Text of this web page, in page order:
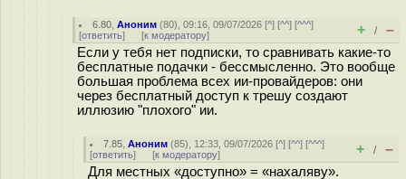
6.80 ,Аноним (80), 09:16, 09/07/2026 [^] [^^] [^^^]
[ответить] [к модератору] + / –
Если у тебя нет подписки, то сравнивать какие-то
бесплатные подачки - бессмысленно. Это вообще
большая проблема всех ии-провайдеров: они
через бесплатный доступ к трешу создают
иллюзию "плохого" ии.
7.85 ,Аноним (85), 12:33, 09/07/2026 [^] [^^] [^^^]
[ответить] [к модератору] + / –
Для местных «доступно» = «нахаляву».